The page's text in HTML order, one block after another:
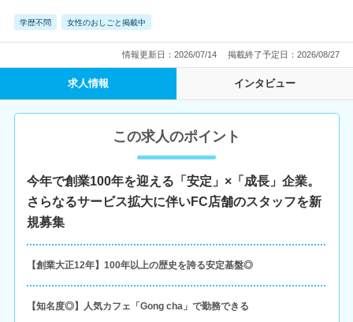
学歴不問 女性のおしごと掲載中
情報更新日：2026/07/14 掲載終了予定日：2026/08/27
求人情報 インタビュー
この求人のポイント
今年で創業100年を迎える「安定」×「成長」企業。
さらなるサービス拡大に伴いFC店舗のスタッフを新
規募集
【創業大正12年】100年以上の歴史を誇る安定基盤◎
【知名度◎】人気カフェ「Gong cha」で勤務できる